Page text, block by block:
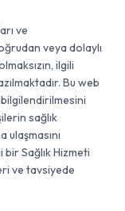
ve
veya dolaylı
ilgili
Bu web
bilgilendirilmesini
sağlık
Sağlık Hizmeti
ve tavsiyede